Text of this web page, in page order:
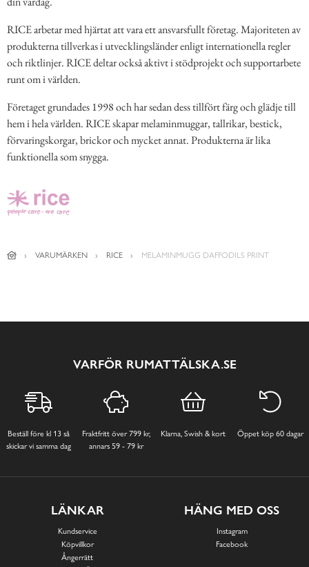
RICE arbetar med hjärtat att vara ett ansvarsfullt företag. Majoriteten av
produkterna tillverkas i utvecklingsländer enligt internationella regler
och riktlinjer. RICE deltar också aktivt i stödprojekt och supportarbete
runt om i världen.
Företaget grundades 1998 och har sedan dess tillfört färg och glädje till
hem i hela världen. RICE skapar melaminmuggar, tallrikar, bestick,
förvaringskorgar, brickor och mycket annat. Produkterna är lika
funktionella som snygga.
VARUMÄRKEN RICE MELAMINMUGG DAFFODILS PRINT
VARFÖR RUMATTÄLSKA.SE
Beställ före kl 13 så
skickar vi samma dag
Fraktfritt över 799 kr,
annars 59 - 79 kr
Klarna, Swish & kort Öppet köp 60 dagar
LÄNKAR
Kundservice
Köpvillkor
Ångerrätt
HÄNG MED OSS
Instagram
Facebook